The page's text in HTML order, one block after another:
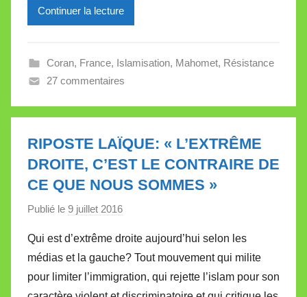
e
a
e
t
e
Continuer la lecture
Coran, France, Islamisation, Mahomet, Résistance
27 commentaires
RIPOSTE LAÏQUE: « L’EXTRÊME
DROITE, C’EST LE CONTRAIRE DE
CE QUE NOUS SOMMES »
Publié le 9 juillet 2016
r
M
i
Qui est d’extrême droite aujourd’hui selon les
médias et la gauche? Tout mouvement qui milite
pour limiter l’immigration, qui rejette l’islam pour son